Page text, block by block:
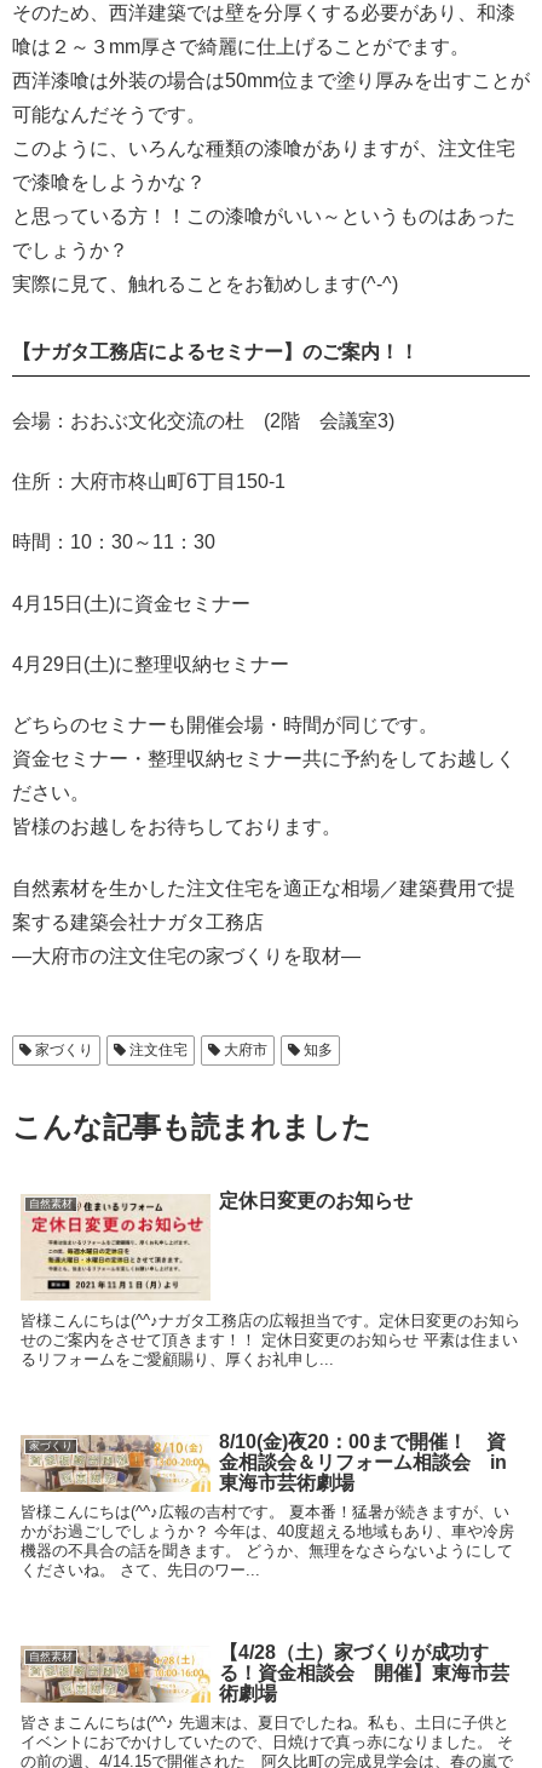
そのため、西洋建築では壁を分厚くする必要があり、和漆
喰は２～３mm厚さで綺麗に仕上げることがでます。
西洋漆喰は外装の場合は50mm位まで塗り厚みを出すことが
可能なんだそうです。
このように、いろんな種類の漆喰がありますが、注文住宅
で漆喰をしようかな？
と思っている方！！この漆喰がいい～というものはあった
でしょうか？
実際に見て、触れることをお勧めします(^-^)
【ナガタ工務店によるセミナー】のご案内！！
会場：おおぶ文化交流の杜 (2階 会議室3)
住所：大府市柊山町6丁目150-1
時間：10：30～11：30
4月15日(土)に資金セミナー
4月29日(土)に整理収納セミナー
どちらのセミナーも開催会場・時間が同じです。
資金セミナー・整理収納セミナー共に予約をしてお越しく
ださい。
皆様のお越しをお待ちしております。
自然素材を生かした注文住宅を適正な相場／建築費用で提
案する建築会社ナガタ工務店
―大府市の注文住宅の家づくりを取材―
家づくり 注文住宅 大府市 知多
こんな記事も読まれました
自然素材 定休日変更のお知らせ
皆様こんにちは(^^♪ナガタ工務店の広報担当です。定休日変更のお知ら
せのご案内をさせて頂きます！！ 定休日変更のお知らせ 平素は住まい
るリフォームをご愛顧賜り、厚くお礼申し...
家づくり
8/10(金)夜20：00まで開催！ 資
金相談会＆リフォーム相談会 in
東海市芸術劇場
皆様こんにちは(^^♪広報の吉村です。 夏本番！猛暑が続きますが、い
かがお過ごしでしょうか？ 今年は、40度超える地域もあり、車や冷房
機器の不具合の話を聞きます。 どうか、無理をなさらないようにして
くださいね。 さて、先日のワー...
自然素材
【4/28（土）家づくりが成功す
る！資金相談会 開催】東海市芸
術劇場
皆さまこんにちは(^^♪ 先週末は、夏日でしたね。私も、土日に子供と
イベントにおでかけしていたので、日焼けで真っ赤になりました。 そ
の前の週、4/14.15で開催された 阿久比町の完成見学会は、春の嵐で